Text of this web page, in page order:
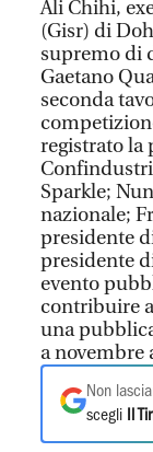
Ali Chihi,
(Gisr) di
supremo di
Gaetano
seconda
registrato la
Sparkle;
nazionale;
presidente
presidente
evento
contribuire
una
a novembre
Non
scegli
Il